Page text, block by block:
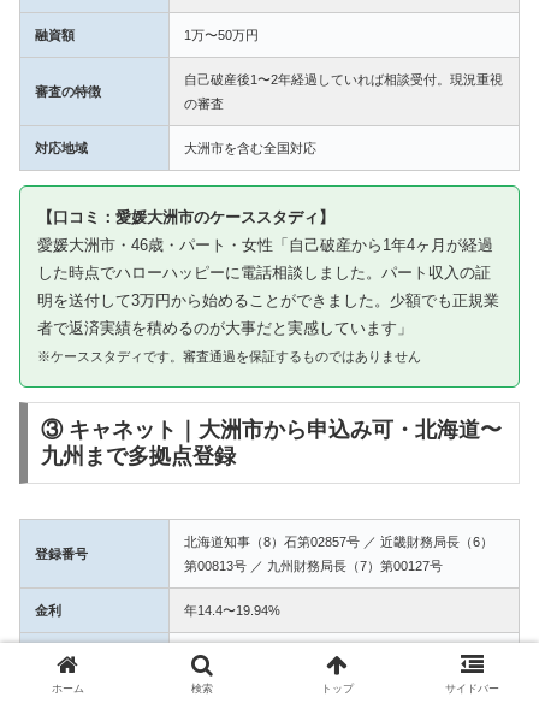
融資額 1万〜50万円
審査の特徴
自己破産後1〜2年経過していれば相談受付。現況重視
の審査
対応地域 大洲市を含む全国対応
【口コミ：愛媛大洲市のケーススタディ】
愛媛大洲市・46歳・パート・女性「自己破産から1年4ヶ月が経過
した時点でハローハッピーに電話相談しました。パート収入の証
明を送付して3万円から始めることができました。少額でも正規業
者で返済実績を積めるのが大事だと実感しています」
※ケーススタディです。審査通過を保証するものではありません
③ キャネット｜大洲市から申込み可・北海道〜
九州まで多拠点登録
登録番号
北海道知事（8）石第02857号 ／ 近畿財務局長（6）
第00813号 ／ 九州財務局長（7）第00127号
金利 年14.4〜19.94%
融資額 1万〜50万円
ホーム 検索 トップ サイドバー